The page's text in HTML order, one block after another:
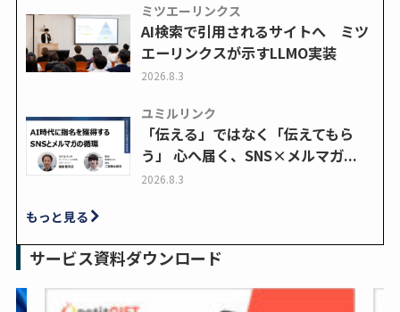
ミツエーリンクス
AI検索で引用されるサイトへ ミツ
エーリンクスが示すLLMO実装
2026.8.3
ユミルリンク
「伝える」ではなく「伝えてもら
う」 心へ届く、SNS×メルマガ...
2026.8.3
もっと見る
サービス資料ダウンロード